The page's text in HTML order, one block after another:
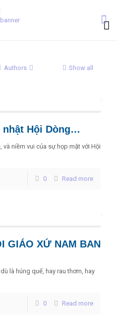
Authors Show all
nhật Hội Dòng…
và niềm vui của sự họp mặt với Hội
0 Read more
GIÁO XỨ NAM BAN
dù là húng quế, hay rau thơm, hay
0 Read more